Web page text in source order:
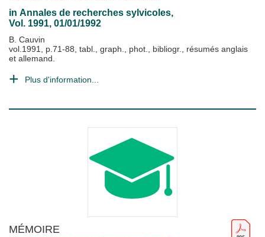
in Annales de recherches sylvicoles,
Vol. 1991, 01/01/1992
B. Cauvin
vol.1991, p.71-88, tabl., graph., phot., bibliogr., résumés anglais
et allemand.
Plus d'information...
MÉMOIRE